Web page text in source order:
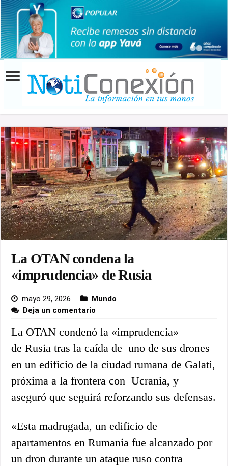
La OTAN condena la
«imprudencia» de Rusia
mayo 29, 2026
Mundo
Deja un comentario
La OTAN condenó la «imprudencia»
de Rusia tras la caída de uno de sus drones
en un edificio de la ciudad rumana de Galati,
próxima a la frontera con Ucrania, y
aseguró que seguirá reforzando sus defensas.
«Esta madrugada, un edificio de
apartamentos en Rumania fue alcanzado por
un dron durante un ataque ruso contra